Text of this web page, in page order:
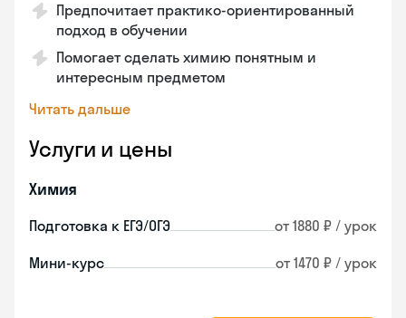
Предпочитает практико-ориентированный
подход в обучении
Помогает сделать химию понятным и
интересным предметом
Читать дальше
Услуги и цены
Химия
Подготовка к ЕГЭ/ОГЭ от 1880 ₽ / урок
Мини-курс от 1470 ₽ / урок